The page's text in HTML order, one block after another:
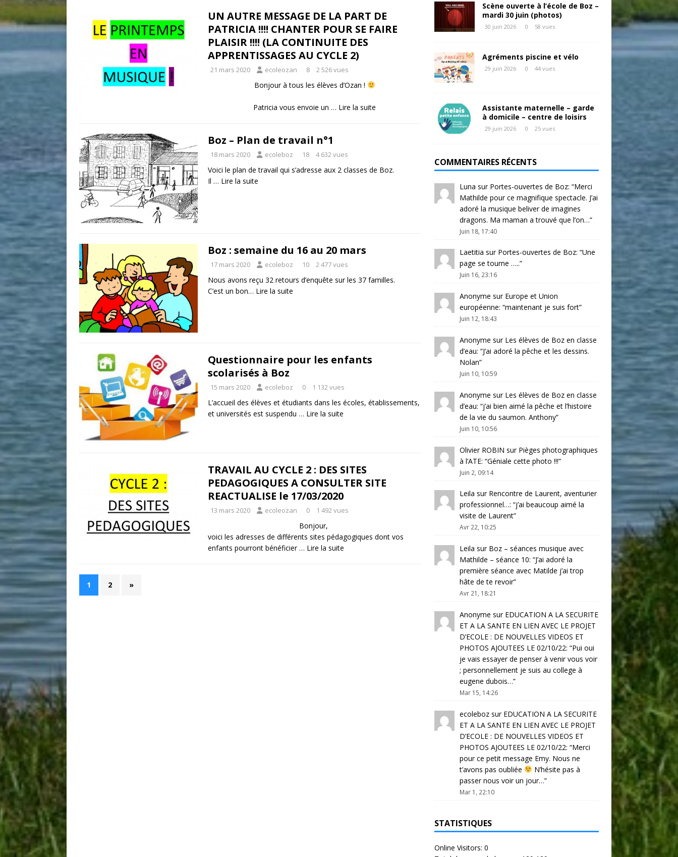
UN AUTRE MESSAGE DE LA PART DE
PATRICIA !!!! CHANTER POUR SE FAIRE
PLAISIR !!!! (LA CONTINUITE DES
APPRENTISSAGES AU CYCLE 2)
21 mars 2020 ecoleozan 8 2 526 vues
Bonjour à tous les élèves d’Ozan !
Patricia vous envoie un … Lire la suite
Boz – Plan de travail n°1
18 mars 2020 ecoleboz 18 4 632 vues
Voici le plan de travail qui s’adresse aux 2 classes de Boz.
Il … Lire la suite
Boz : semaine du 16 au 20 mars
17 mars 2020 ecoleboz 10 2 477 vues
Nous avons reçu 32 retours d’enquête sur les 37 familles.
C’est un bon… Lire la suite
Questionnaire pour les enfants
scolarisés à Boz
15 mars 2020 ecoleboz 0 1 132 vues
L’accueil des élèves et étudiants dans les écoles, établissements,
et universités est suspendu … Lire la suite
TRAVAIL AU CYCLE 2 : DES SITES
PEDAGOGIQUES A CONSULTER SITE
REACTUALISE le 17/03/2020
13 mars 2020 ecoleozan 0 1 492 vues
Bonjour,
voici les adresses de différents sites pédagogiques dont vos
enfants pourront bénéficier … Lire la suite
1 2 »
Scène ouverte à l’école de Boz –
mardi 30 juin (photos)
30 juin 2026 0 58 vues
Agréments piscine et vélo
29 juin 2026 0 44 vues
Assistante maternelle – garde
à domicile – centre de loisirs
29 juin 2026 0 25 vues
COMMENTAIRES RÉCENTS
Luna sur Portes-ouvertes de Boz: “Merci
Mathilde pour ce magnifique spectacle. J’ai
adoré la musique beliver de imagines
dragons. Ma maman a trouvé que l’on…”
Juin 18, 17:40
Laetitia sur Portes-ouvertes de Boz: “Une
page se tourne …..”
Juin 16, 23:16
Anonyme sur Europe et Union
européenne: “maintenant je suis fort”
Juin 12, 18:43
Anonyme sur Les élèves de Boz en classe
d’eau: “J’ai adoré la pêche et les dessins.
Nolan”
Juin 10, 10:59
Anonyme sur Les élèves de Boz en classe
d’eau: “j’ai bien aimé la pêche et l’histoire
de la vie du saumon. Anthony”
Juin 10, 10:56
Olivier ROBIN sur Pièges photographiques
à l’ATE: “Géniale cette photo !!!”
Juin 2, 09:14
Leila sur Rencontre de Laurent, aventurier
professionnel…: “j’ai beaucoup aimé la
visite de Laurent”
Avr 22, 10:25
Leila sur Boz – séances musique avec
Mathilde – séance 10: “J’ai adoré la
première séance avec Matilde j’ai trop
hâte de te revoir”
Avr 21, 18:21
Anonyme sur EDUCATION A LA SECURITE
ET A LA SANTE EN LIEN AVEC LE PROJET
D’ECOLE : DE NOUVELLES VIDEOS ET
PHOTOS AJOUTEES LE 02/10/22: “Pui oui
je vais essayer de penser à venir vous voir
; personnellement je suis au college à
eugene dubois…”
Mar 15, 14:26
ecolebozsur EDUCATION A LA SECURITE
ET A LA SANTE EN LIEN AVEC LE PROJET
D’ECOLE : DE NOUVELLES VIDEOS ET
PHOTOS AJOUTEES LE 02/10/22: “Merci
pour ce petit message Emy. Nous ne
t’avons pas oubliée
N’hésite pas à
passer nous voir un jour…”
Mar 1, 22:10
STATISTIQUES
Online Visitors: 0